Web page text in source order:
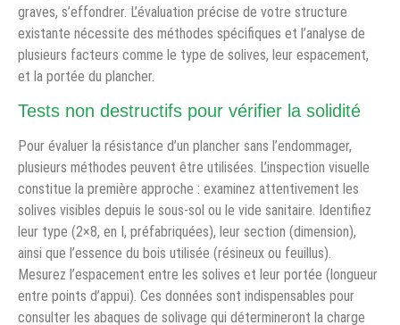
graves, s’effondrer. L’évaluation précise de votre structure
existante nécessite des méthodes spécifiques et l’analyse de
plusieurs facteurs comme le type de solives, leur espacement,
et la portée du plancher.
Tests non destructifs pour vérifier la solidité
Pour évaluer la résistance d’un plancher sans l’endommager,
plusieurs méthodes peuvent être utilisées. L’inspection visuelle
constitue la première approche : examinez attentivement les
solives visibles depuis le sous-sol ou le vide sanitaire. Identifiez
leur type (2×8, en I, préfabriquées), leur section (dimension),
ainsi que l’essence du bois utilisée (résineux ou feuillus).
Mesurez l’espacement entre les solives et leur portée (longueur
entre points d’appui). Ces données sont indispensables pour
consulter les abaques de solivage qui détermineront la charge